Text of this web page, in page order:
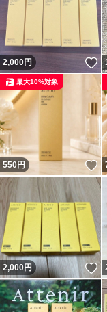
2,000円
550円
最大10%対象
2,000円